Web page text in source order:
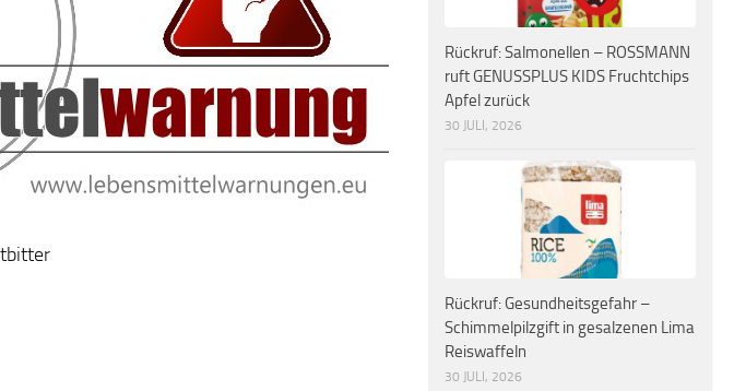
Rückruf: Salmonellen – ROSSMANN
ruft GENUSSPLUS KIDS Fruchtchips
Apfel zurück
30 JULI, 2026
Rückruf: Gesundheitsgefahr –
Schimmelpilzgift in gesalzenen Lima
Reiswaffeln
30 JULI, 2026